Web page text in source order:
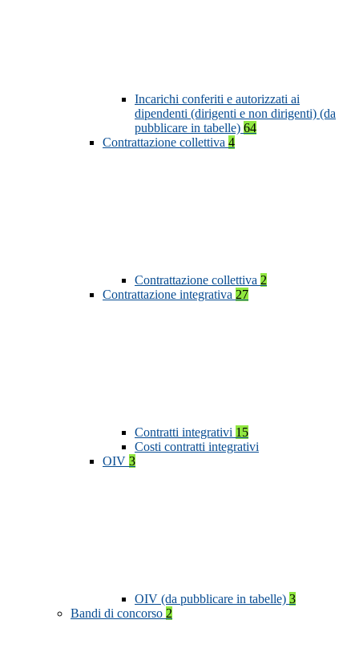
Incarichi conferiti e autorizzati ai
dipendenti (dirigenti e non dirigenti) (da
pubblicare in tabelle) 64
Contrattazione collettiva 4
Contrattazione collettiva 2
Contrattazione integrativa 27
Contratti integrativi 15
Costi contratti integrativi
OIV 3
OIV (da pubblicare in tabelle) 3
Bandi di concorso 2